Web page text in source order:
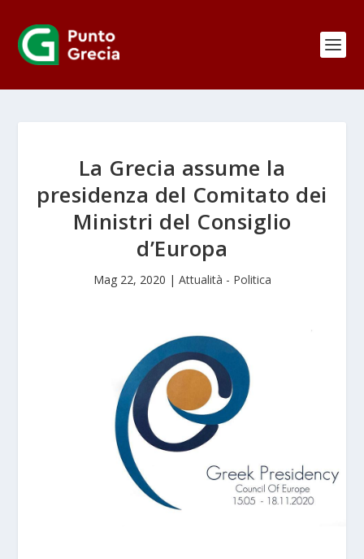
La Grecia assume la
presidenza del Comitato dei
Ministri del Consiglio
d’Europa
Mag 22, 2020 | Attualità - Politica